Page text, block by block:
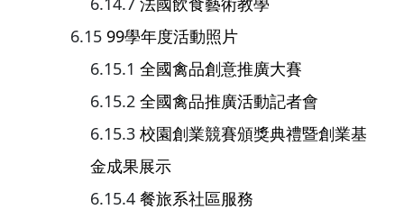
99學年度活動照片
全國禽品創意推廣大賽
全國禽品推廣活動記者會
校園創業競賽頒獎典禮暨創業基
金成果展示
餐旅系社區服務